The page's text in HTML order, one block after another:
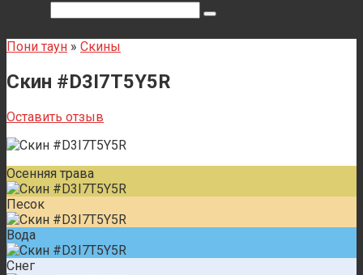
Пони таун » Скины
Скин #D3I7T5Y5R
Оставить отзыв
Осенняя трава
Песок
Вода
Снег